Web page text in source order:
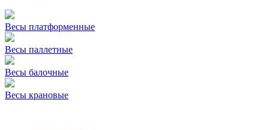
Весы платформенные
Весы паллетные
Весы балочные
Весы крановые